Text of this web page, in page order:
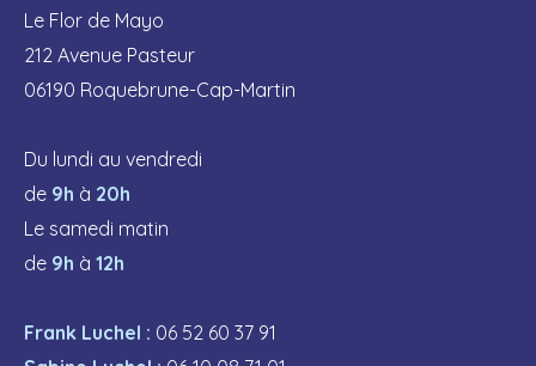
Le Flor de Mayo
212 Avenue Pasteur
06190 Roquebrune-Cap-Martin
Du lundi au vendredi
de 9h à 20h
Le samedi matin
de 9h à 12h
Frank Luchel : 06 52 60 37 91